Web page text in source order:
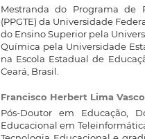
Mestranda do Programa de
(PPGTE) da Universidade
do Ensino Superior pela
Química pela Universidade
na Escola Estadual de
Ceará, Brasil.
Francisco Herbert Lima
Pós-Doutor em Educação,
Educacional em